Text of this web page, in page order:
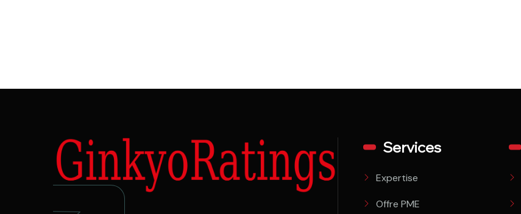
Services
Expertise
Offre PME